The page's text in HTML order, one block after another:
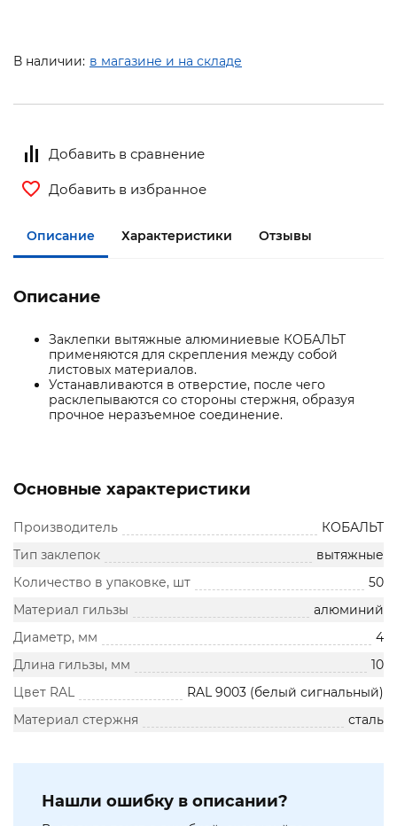
В наличии: в магазине и на складе
Добавить в сравнение
Добавить в избранное
Описание Характеристики Отзывы
Описание
Заклепки вытяжные алюминиевые КОБАЛЬТ
применяются для скрепления между собой
листовых материалов.
Устанавливаются в отверстие, после чего
расклепываются со стороны стержня, образуя
прочное неразъемное соединение.
Основные характеристики
Производитель
КОБАЛЬТ
Тип заклепок
вытяжные
Количество в упаковке, шт
50
Материал гильзы
алюминий
Диаметр, мм
4
Длина гильзы, мм
10
Цвет RAL
RAL 9003 (белый сигнальный)
Материал стержня
сталь
Нашли ошибку в описании?